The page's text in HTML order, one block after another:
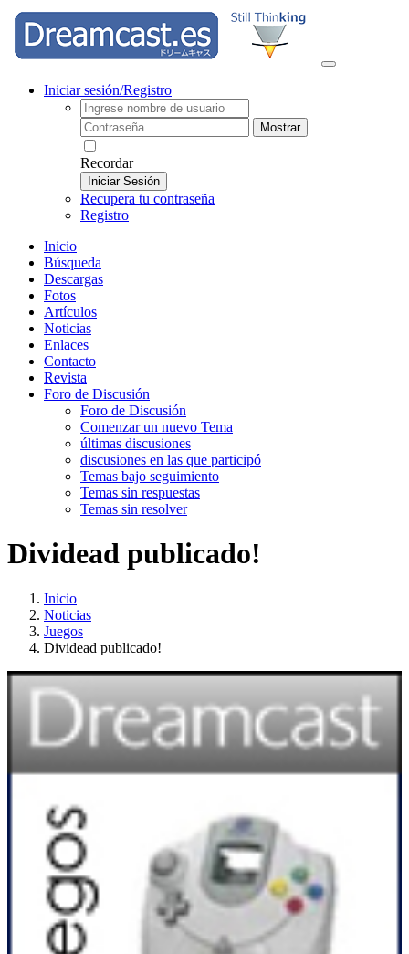
Iniciar sesión/Registro
Mostrar
Recordar
Iniciar Sesión
Recupera tu contraseña
Registro
Inicio
Búsqueda
Descargas
Fotos
Artículos
Noticias
Enlaces
Contacto
Revista
Foro de Discusión
Foro de Discusión
Comenzar un nuevo Tema
últimas discusiones
discusiones en las que participó
Temas bajo seguimiento
Temas sin respuestas
Temas sin resolver
Dividead publicado!
Inicio
Noticias
Juegos
Dividead publicado!